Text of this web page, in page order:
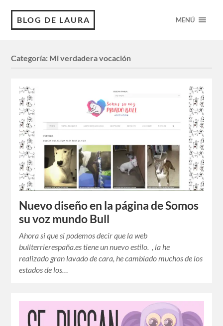
BLOG DE LAURA MENÚ
Categoría: Mi verdadera vocación
Nuevo diseño en la página de Somos
su voz mundo Bull
Ahora si que si podemos decir que la web
bullterrierespaña.es tiene un nuevo estilo. , la he
realizado gran lavado de cara, he cambiado muchos de los
estados de los…